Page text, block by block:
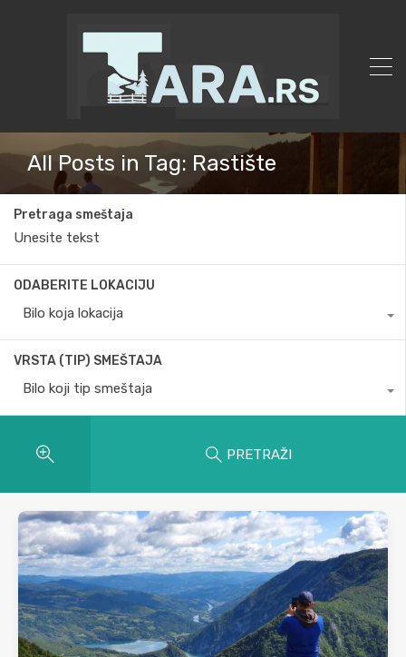
All Posts in Tag: Rastište
Pretraga smeštaja
ODABERITE LOKACIJU
Bilo koja lokacija
VRSTA (TIP) SMEŠTAJA
Bilo koji tip smeštaja
PRETRAŽI